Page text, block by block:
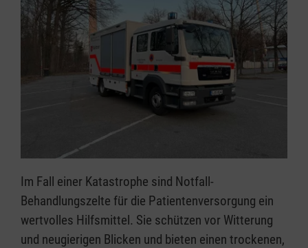
Im Fall einer Katastrophe sind Notfall-
Behandlungszelte für die Patientenversorgung ein
wertvolles Hilfsmittel. Sie schützen vor Witterung
und neugierigen Blicken und bieten einen trockenen,